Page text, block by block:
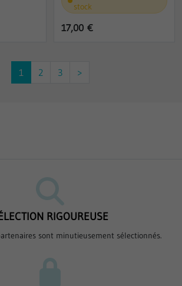
stock
17,00 €
1 2 3 >
RIGOUREUSE
sont minutieusement sélectionnés.